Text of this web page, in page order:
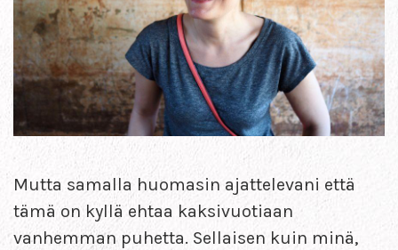
Mutta samalla huomasin ajattelevani että
tämä on kyllä ehtaa kaksivuotiaan
vanhemman puhetta. Sellaisen kuin minä,